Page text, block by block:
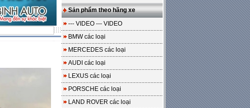
Sản phẩm theo hãng xe
--- VIDEO --- VIDEO
BMW các loại
MERCEDES các loại
AUDI các loại
LEXUS các loại
PORSCHE các loại
LAND ROVER các loại